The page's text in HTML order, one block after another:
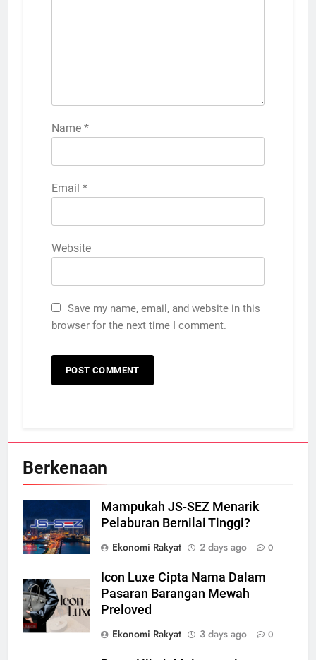
Name *
Email *
Website
Save my name, email, and website in this
browser for the next time I comment.
Berkenaan
Mampukah JS-SEZ Menarik
Pelaburan Bernilai Tinggi?
Ekonomi Rakyat
2 days ago 0
Icon Luxe Cipta Nama Dalam
Pasaran Barangan Mewah
Preloved
Ekonomi Rakyat
3 days ago 0